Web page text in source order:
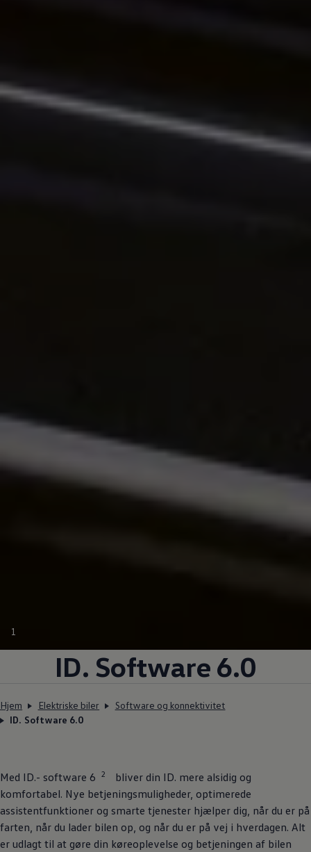
1
ID. Software 6.0
Hjem Elektriske biler
Software og konnektivitet
ID. Software 6.0
Med ID.- software 6 2
bliver din ID. mere alsidig og
komfortabel. Nye betjeningsmuligheder, optimerede
assistentfunktioner og smarte tjenester hjælper dig, når du er på
farten, når du lader bilen op, og når du er på vej i hverdagen. Alt
er udlagt til at gøre din køreoplevelse og betjeningen af bilen